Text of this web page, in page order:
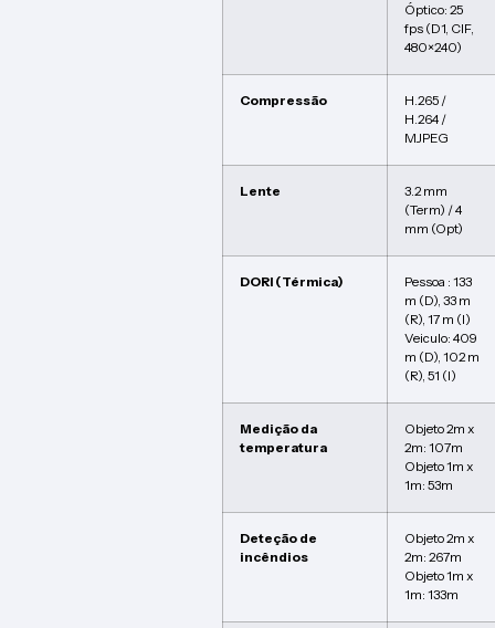
Óptico: 25
fps (D1, CIF,
480×240)
Compressão
H.265 /
H.264 /
MJPEG
Lente
3.2 mm
(Term) / 4
mm (Opt)
DORI (Térmica)
Pessoa : 133
m (D), 33 m
(R), 17 m (I)
Veiculo: 409
m (D), 102 m
(R), 51 (I)
Medição da
temperatura
Objeto 2m x
2m: 107m
Objeto 1m x
1m: 53m
Deteção de
incêndios
Objeto 2m x
2m: 267m
Objeto 1m x
1m: 133m